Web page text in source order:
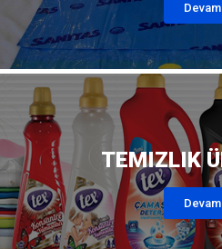
TEMIZLIK